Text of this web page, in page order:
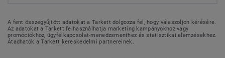
A fent összegyűjtött adatokat a Tarkett dolgozza fel, hogy válaszoljon kérésére.
Az adatokat a Tarkett felhasználhatja marketing kampányokhoz vagy
promóciókhoz, ügyfélkapcsolat-menedzsmenthez és statisztikai elemzésekhez.
Átadhatók a Tarkett kereskedelmi partnereinek.